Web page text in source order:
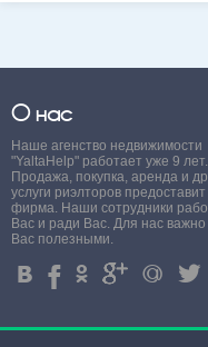
О нас
Наше агенство недвижимости
"YaltaHelp" работает уже 9 лет.
Продажа, покупка, аренда и
услуги риэлторов
фирма. Наши сотрудники
Вас и ради Вас. Для нас
Вас полезными.
4 % . ' + 3